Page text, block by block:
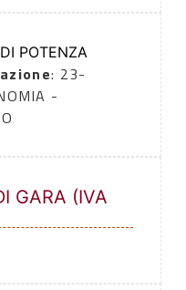
POTENZA
: 23-
-
GARA (IVA